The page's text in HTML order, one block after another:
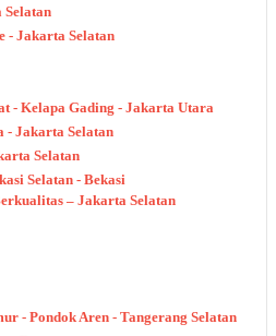
Selatan
- Jakarta Selatan
- Kelapa Gading - Jakarta Utara
- Jakarta Selatan
Selatan
Selatan - Bekasi
– Jakarta Selatan
- Pondok Aren - Tangerang Selatan